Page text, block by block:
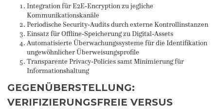
Integration für E2E-Encryption zu jegliche
Kommunikationskanäle
Periodische Security-Audits durch externe Kontrollinstanzen
Einsatz für Offline-Speicherung zu Digital-Assets
Automatisierte Überwachungssysteme für die Identifikation
ungewöhnlicher Überweisungsprofile
Transparente Privacy-Policies samt Minimierung für
Informationshaltung
GEGENÜBERSTELLUNG:
VERIFIZIERUNGSFREIE VERSUS